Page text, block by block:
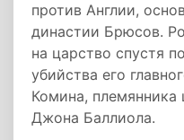
против Англии,
династии Брюсов.
на царство спустя
убийства его
Комина, племянника
Джона Баллиола.